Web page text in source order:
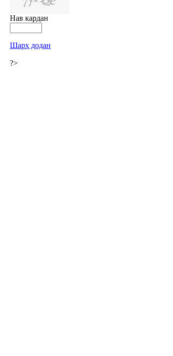
Нав кардан
Шарҳ додан
?>